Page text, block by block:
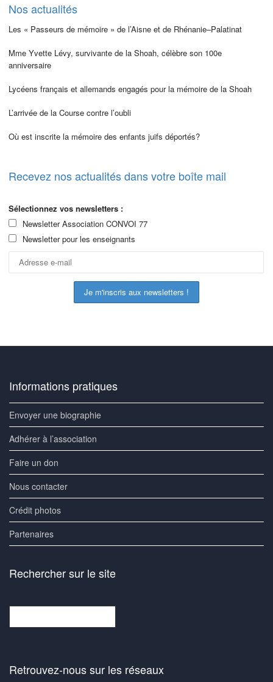
Nos actualités
Les « Passeurs de mémoire » de l’Aisne et de Rhénanie–Palatinat
Mme Yvette Lévy, survivante de la Shoah, célèbre son 100e
anniversaire
Lycéens français et allemands engagés pour la mémoire de la Shoah
L’arrivée de la Course contre l’oubli
Où est inscrite la mémoire des enfants juifs déportés?
Recevez nos actualités dans votre boîte mail
Sélectionnez vos newsletters :
Newsletter Association CONVOI 77
Newsletter pour les enseignants
Informations pratiques
Envoyer une biographie
Adhérer à l’association
Faire un don
Nous contacter
Crédit photos
Partenaires
Rechercher sur le site
Retrouvez-nous sur les réseaux